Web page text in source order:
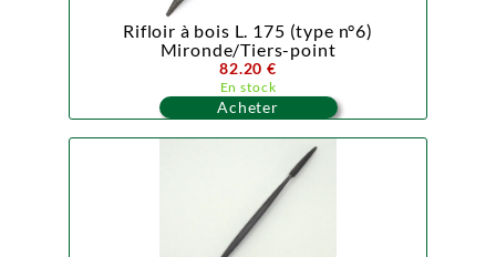
Rifloir à bois L. 175 (type n°6)
Mironde/Tiers-point
82.20 €
En stock
Acheter